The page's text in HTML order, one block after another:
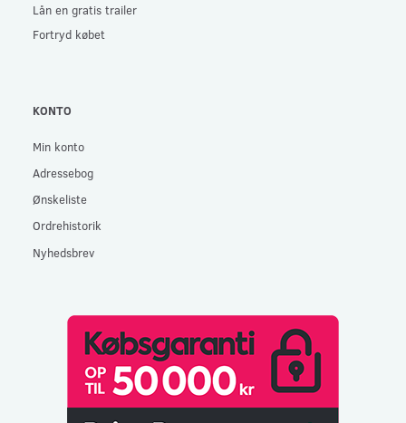
Lån en gratis trailer
Fortryd købet
KONTO
Min konto
Adressebog
Ønskeliste
Ordrehistorik
Nyhedsbrev